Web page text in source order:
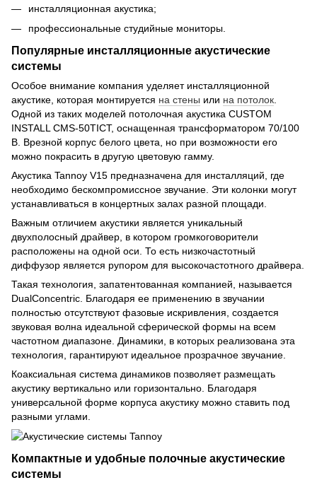
инсталляционная акустика;
профессиональные студийные мониторы.
Популярные инсталляционные акустические
системы
Особое внимание компания уделяет инсталляционной
акустике, которая монтируется на стены или на потолок
Одной из таких моделей потолочная акустика CUSTOM
INSTALL CMS-50TICT, оснащенная трансформатором 70/100
В. Врезной корпус белого цвета, но при возможности его
можно покрасить в другую цветовую гамму.
Акустика Tannoy V15 предназначена для инсталляций, где
необходимо бескомпромиссное звучание. Эти колонки могут
устанавливаться в концертных залах разной площади.
Важным отличием акустики является уникальный
двухполосный драйвер, в котором громкоговорители
расположены на одной оси. То есть низкочастотный
диффузор является рупором для высокочастотного драйвера.
Такая технология, запатентованная компанией, называется
DualConcentric. Благодаря ее применению в звучании
полностью отсутствуют фазовые искривления, создается
звуковая волна идеальной сферической формы на всем
частотном диапазоне. Динамики, в которых реализована эта
технология, гарантируют идеальное прозрачное звучание.
Коаксиальная система динамиков позволяет размещать
акустику вертикально или горизонтально. Благодаря
универсальной форме корпуса акустику можно ставить под
разными углами.
Компактные и удобные полочные акустические
системы